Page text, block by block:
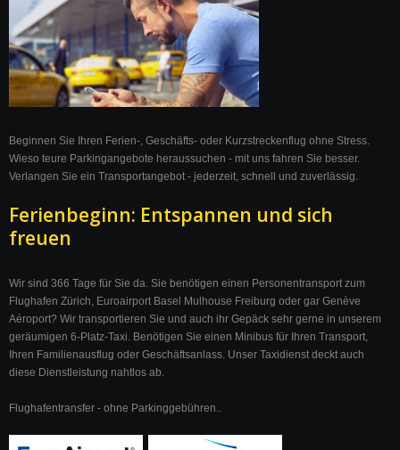
Beginnen Sie Ihren Ferien-, Geschäfts- oder Kurzstreckenflug ohne Stress.
Wieso teure Parkingangebote heraussuchen - mit uns fahren Sie besser.
Verlangen Sie ein Transportangebot - jederzeit, schnell und zuverlässig.
Ferienbeginn: Entspannen und sich
freuen
Wir sind 366 Tage für Sie da. Sie benötigen einen Personentransport zum
Flughafen Zürich, Euroairport Basel Mulhouse Freiburg oder gar Genève
Aéroport? Wir transportieren Sie und auch ihr Gepäck sehr gerne in unserem
geräumigen 6-Platz-Taxi. Benötigen Sie einen Minibus für Ihren Transport,
Ihren Familienausflug oder Geschäftsanlass. Unser Taxidienst deckt auch
diese Dienstleistung nahtlos ab.
Flughafentransfer - ohne Parkinggebühren..